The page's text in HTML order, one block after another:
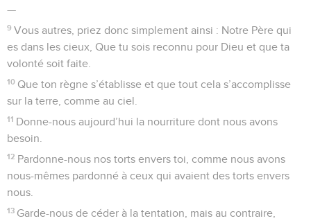
—
9 Vous autres, priez donc simplement ainsi : Notre Père qui
es dans les cieux, Que tu sois reconnu pour Dieu et que ta
volonté soit faite.
10 Que ton règne s’établisse et que tout cela s’accomplisse
sur la terre, comme au ciel.
11 Donne-nous aujourd’hui la nourriture dont nous avons
besoin.
12 Pardonne-nous nos torts envers toi, comme nous avons
nous-mêmes pardonné à ceux qui avaient des torts envers
nous.
13 Garde-nous de céder à la tentation, mais au contraire,